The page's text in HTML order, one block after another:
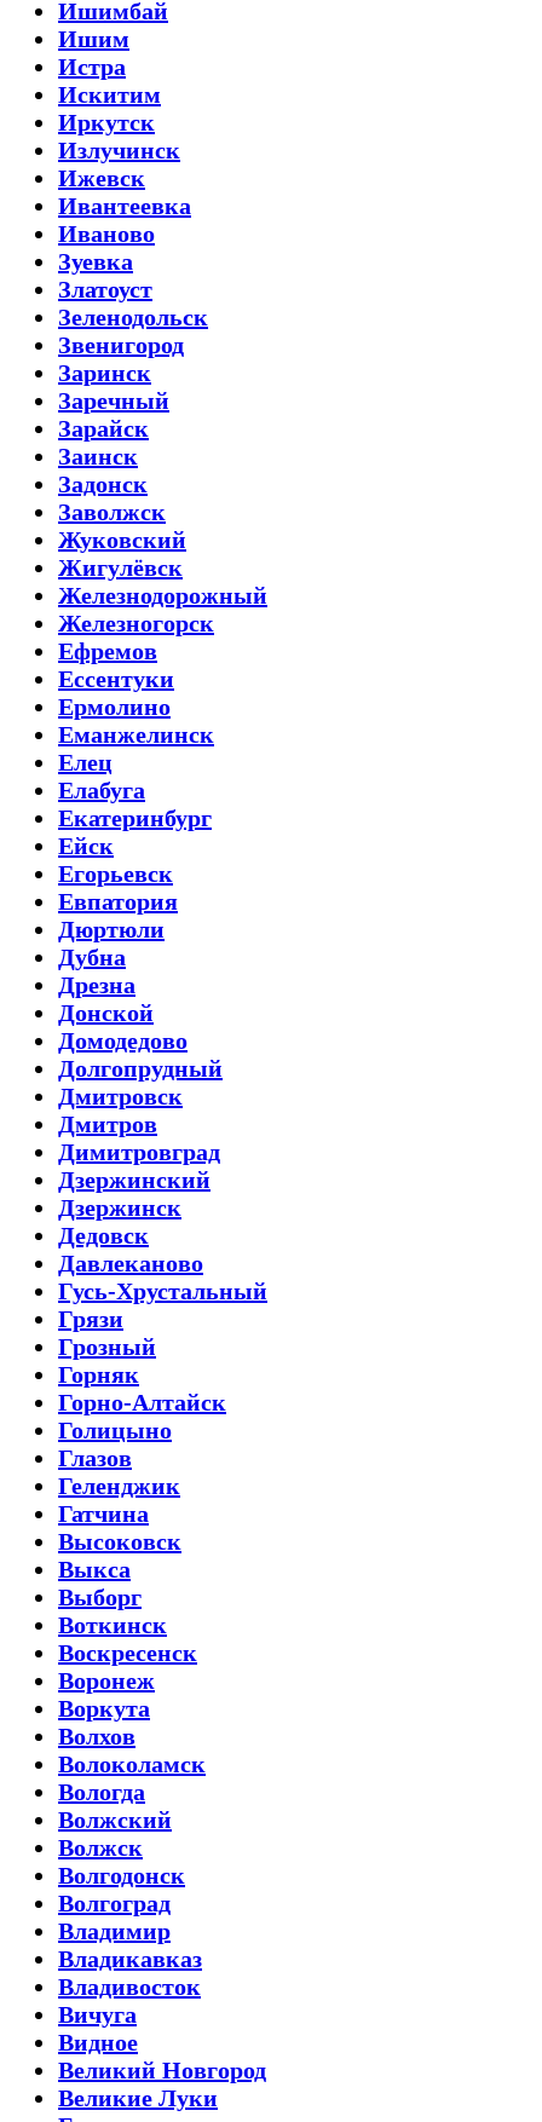
Ишимбай
Ишим
Истра
Искитим
Иркутск
Излучинск
Ижевск
Ивантеевка
Иваново
Зуевка
Златоуст
Зеленодольск
Звенигород
Заринск
Заречный
Зарайск
Заинск
Задонск
Заволжск
Жуковский
Жигулёвск
Железнодорожный
Железногорск
Ефремов
Ессентуки
Ермолино
Еманжелинск
Елец
Елабуга
Екатеринбург
Ейск
Егорьевск
Евпатория
Дюртюли
Дубна
Дрезна
Донской
Домодедово
Долгопрудный
Дмитровск
Дмитров
Димитровград
Дзержинский
Дзержинск
Дедовск
Давлеканово
Гусь-Хрустальный
Грязи
Грозный
Горняк
Горно-Алтайск
Голицыно
Глазов
Геленджик
Гатчина
Высоковск
Выкса
Выборг
Воткинск
Воскресенск
Воронеж
Воркута
Волхов
Волоколамск
Вологда
Волжский
Волжск
Волгодонск
Волгоград
Владимир
Владикавказ
Владивосток
Вичуга
Видное
Великий Новгород
Великие Луки